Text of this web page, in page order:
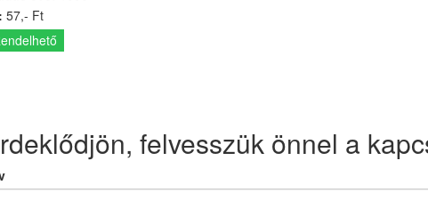
57,- Ft
felvesszük önnel a